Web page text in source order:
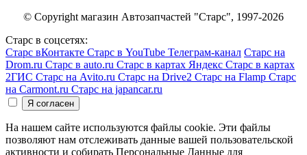
© Copyright магазин Автозапчастей "Старс", 1997-2026
Старс в соцсетях:
Старс вКонтакте Старс в YouTube Телеграм-канал Старс на
Drom.ru Старс в auto.ru Старс в картах Яндекс Старс в картах
2ГИС Старс на Avito.ru Старс на Drive2 Старс на Flamp Старс
на Carmont.ru Старс на japancar.ru
На нашем сайте используются файлы cookie. Эти файлы
позволяют нам отслеживать данные вашей пользовательской
активности и собирать Персональные Данные для